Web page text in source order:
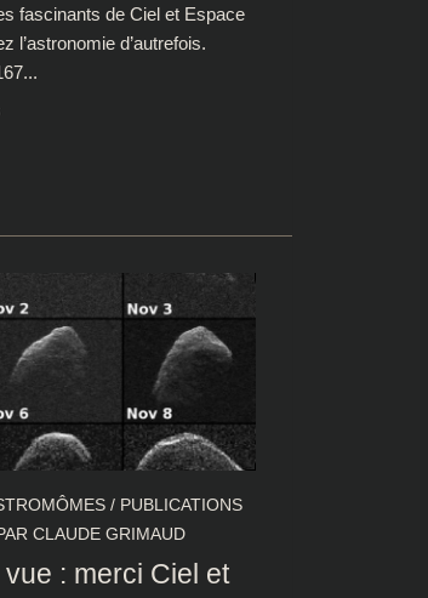
fascinants de Ciel et Espace
l’astronomie d’autrefois.
/ PUBLICATIONS
CLAUDE GRIMAUD
: merci Ciel et